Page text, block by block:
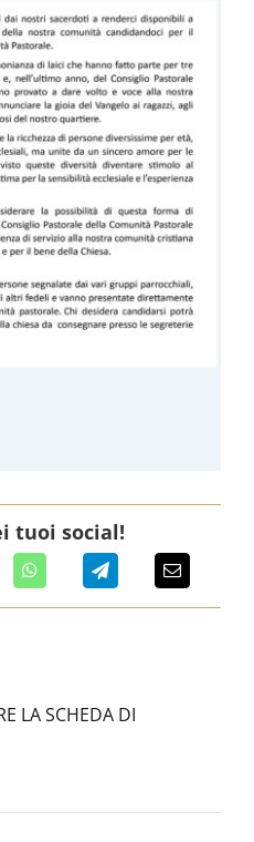
tuoi social!
LA SCHEDA DI